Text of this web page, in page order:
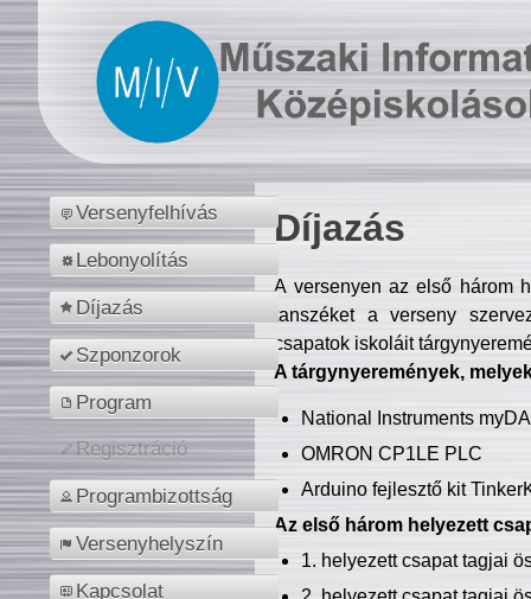
Versenyfelhívás
Lebonyolítás
Díjazás
Szponzorok
Program
Regisztráció
Programbizottság
Versenyhelyszín
Kapcsolat
Díjazás
A versenyen az első három
tanszéket a verseny
csapatok iskoláit
A tárgynyeremények,
National Instruments
OMRON CP1LE PLC
Arduino fejlesztő kit
Az első három helyezett
1. helyezett csapat tagjai